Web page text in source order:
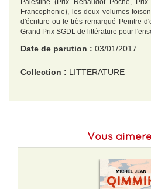
Palestine (Prix Renaudot Poche,
Francophonie), les deux volumes
d'écriture ou le très remarqué Peintre
Grand Prix SGDL de littérature pour
Date de parution : 03/01/2017
Collection : LITTERATURE
Vous